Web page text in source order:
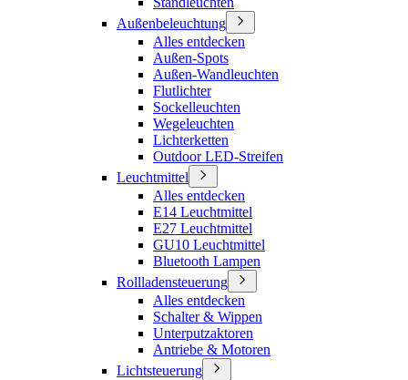
Außenbeleuchtung
Alles entdecken
Außen-Spots
Außen-Wandleuchten
Flutlichter
Sockelleuchten
Wegeleuchten
Lichterketten
Outdoor LED-Streifen
Leuchtmittel
Alles entdecken
E14 Leuchtmittel
E27 Leuchtmittel
GU10 Leuchtmittel
Bluetooth Lampen
Rollladensteuerung
Alles entdecken
Schalter & Wippen
Unterputzaktoren
Antriebe & Motoren
Lichtsteuerung